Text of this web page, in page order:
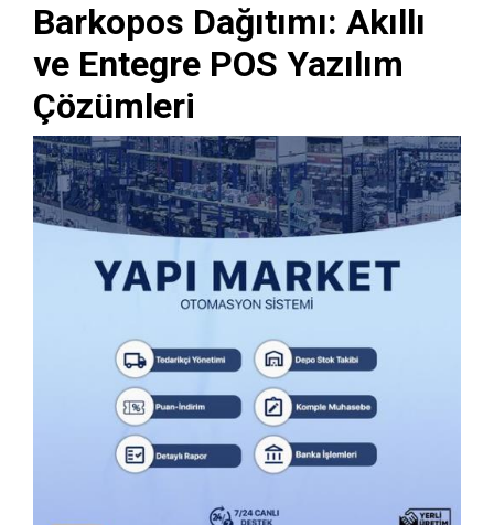
Barkopos Dağıtımı: Akıllı
ve Entegre POS Yazılım
Çözümleri